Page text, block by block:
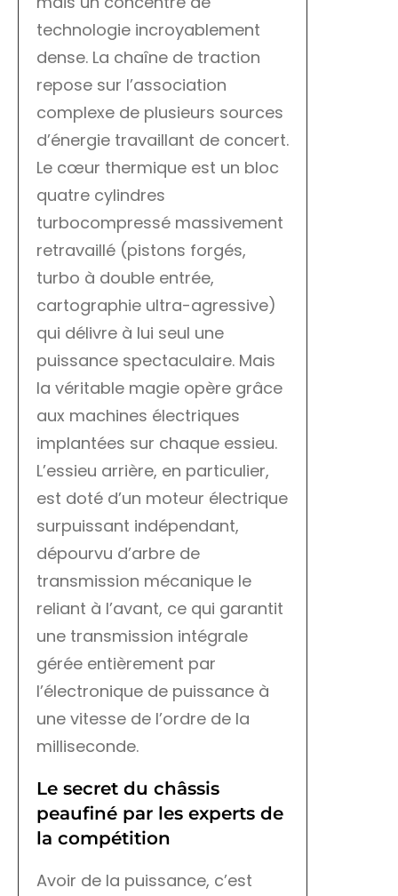
technologie incroyablement
dense. La chaîne de traction
repose sur l’association
complexe de plusieurs sources
d’énergie travaillant de concert.
Le cœur thermique est un bloc
quatre cylindres
turbocompressé massivement
retravaillé (pistons forgés,
turbo à double entrée,
cartographie ultra-agressive)
qui délivre à lui seul une
puissance spectaculaire. Mais
la véritable magie opère grâce
aux machines électriques
implantées sur chaque essieu.
L’essieu arrière, en particulier,
est doté d’un moteur électrique
surpuissant indépendant,
dépourvu d’arbre de
transmission mécanique le
reliant à l’avant, ce qui garantit
une transmission intégrale
gérée entièrement par
l’électronique de puissance à
une vitesse de l’ordre de la
milliseconde.
Le secret du châssis
peaufiné par les experts de
la compétition
Avoir de la puissance, c’est